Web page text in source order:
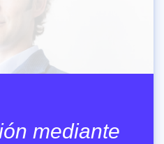
mediante